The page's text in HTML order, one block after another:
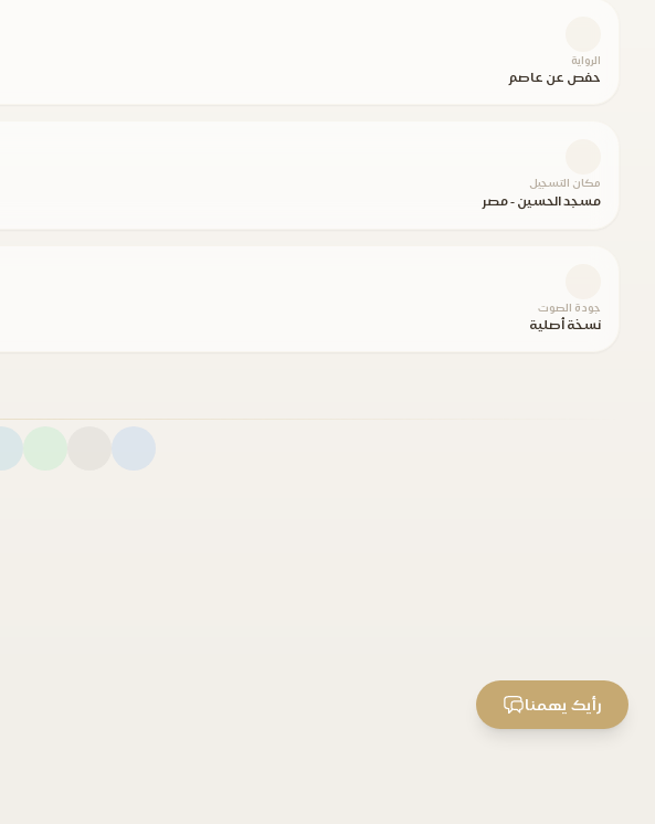
الرواية
حفص عن عاصم
مكان التسجيل
مسجد الحسين - مصر
جودة الصوت
نسخة أصلية
رأيك يهمنا